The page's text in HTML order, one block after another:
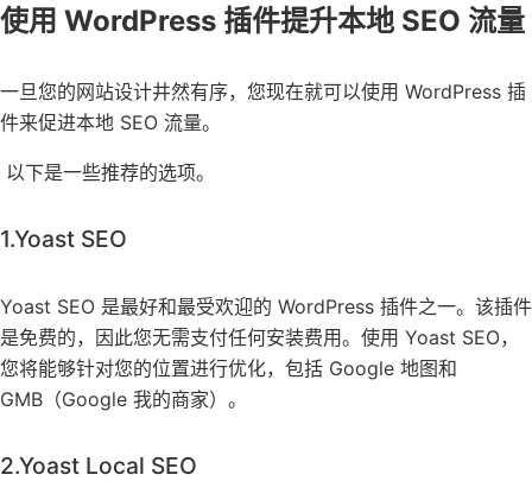
使用 WordPress 插件提升本地 SEO 流量
一旦您的网站设计井然有序，您现在就可以使用 WordPress 插
件来促进本地 SEO 流量。
以下是一些推荐的选项。
1.Yoast SEO
Yoast SEO 是最好和最受欢迎的 WordPress 插件之一。该插件
是免费的，因此您无需支付任何安装费用。使用 Yoast SEO，
您将能够针对您的位置进行优化，包括 Google 地图和
GMB（Google 我的商家）。
2.Yoast Local SEO